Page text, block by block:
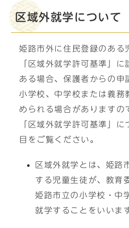
区域外就学について
姫路市外に住民登録のある
「区域外就学許可基準」
ある場合、保護者からの申
小学校、中学校または義務
められる場合がありますの
「区域外就学許可基準」
目をご覧ください。
区域外就学とは、姫路
する児童生徒が、教育
姫路市立の小学校・中
就学することをいいま